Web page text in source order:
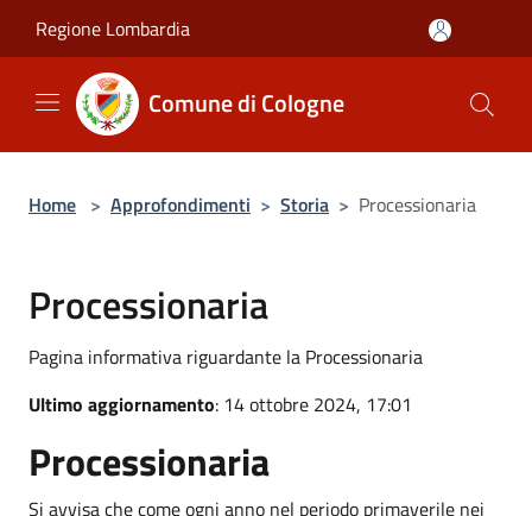
Regione Lombardia
Comune di Cologne
Home > Approfondimenti > Storia > Processionaria
Processionaria
Pagina informativa riguardante la Processionaria
Ultimo aggiornamento: 14 ottobre 2024, 17:01
Processionaria
Si avvisa che come ogni anno nel periodo primaverile nei